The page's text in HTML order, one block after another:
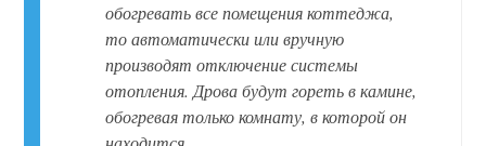
обогревать все помещения коттеджа,
то автоматически или вручную
производят отключение системы
отопления. Дрова будут гореть в камине,
обогревая только комнату, в которой он